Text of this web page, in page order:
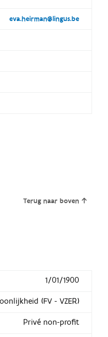
eva.heirman@lingus.be
Terug naar boven
1/01/1900
(FV - VZER)
Privé non-profit